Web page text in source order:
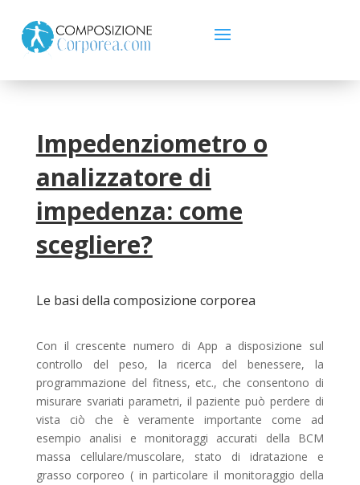
Impedenziometro o
analizzatore di
impedenza: come
scegliere?
Le basi della composizione corporea
Con il crescente numero di App a disposizione sul
controllo del peso, la ricerca del benessere, la
programmazione del fitness, etc., che consentono di
misurare svariati parametri, il paziente può perdere di
vista ciò che è veramente importante come ad
esempio analisi e monitoraggi accurati della BCM
massa cellulare/muscolare, stato di idratazione e
grasso corporeo ( in particolare il monitoraggio della